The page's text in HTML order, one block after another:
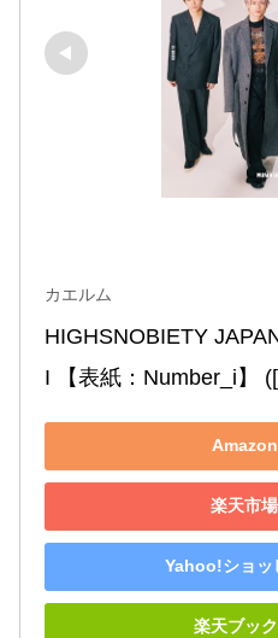
カエルム
HIGHSNOBIETY
I 【表紙：Number_i】
楽天市
Yahoo!ショッ
楽天ブッ